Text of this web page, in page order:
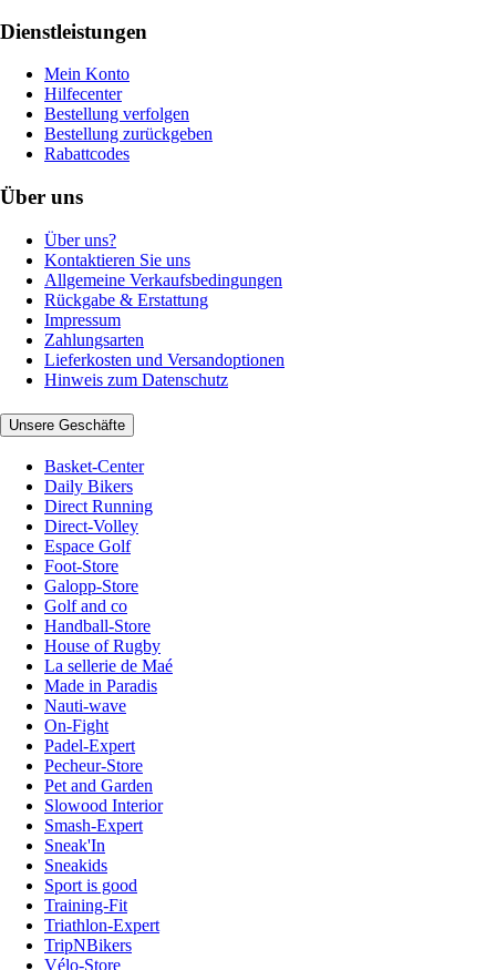
Dienstleistungen
Mein Konto
Hilfecenter
Bestellung verfolgen
Bestellung zurückgeben
Rabattcodes
Über uns
Über uns?
Kontaktieren Sie uns
Allgemeine Verkaufsbedingungen
Rückgabe & Erstattung
Impressum
Zahlungsarten
Lieferkosten und Versandoptionen
Hinweis zum Datenschutz
Unsere Geschäfte
Basket-Center
Daily Bikers
Direct Running
Direct-Volley
Espace Golf
Foot-Store
Galopp-Store
Golf and co
Handball-Store
House of Rugby
La sellerie de Maé
Made in Paradis
Nauti-wave
On-Fight
Padel-Expert
Pecheur-Store
Pet and Garden
Slowood Interior
Smash-Expert
Sneak'In
Sneakids
Sport is good
Training-Fit
Triathlon-Expert
TripNBikers
Vélo-Store